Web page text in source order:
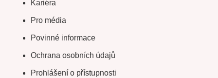
Kariéra
Pro média
Povinné informace
Ochrana osobních údajů
Prohlášení o přístupnosti